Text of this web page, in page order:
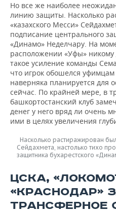
Но все же наиболее
линию защиты. Насколько
«казахского Месси»
подписание центрального
«Динамо» Неделчару. На
расположении «Уфы» никому
такое усиление команды
что игрок обошелся
наверняка планируется для
сейчас. По крайней мере, в
башкортостанский клуб
денег у него вряд ли очень
ими в целях увеличения
Насколько растиражирован
Сейдахмета, настолько тихо
защитника бухарестского
ЦСКА,
«КРАСНОДАР»
ТРАНСФЕРНОЕ